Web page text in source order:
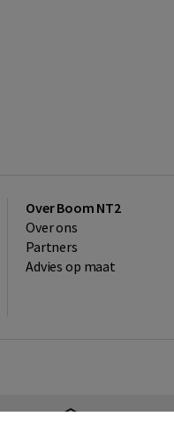
Over Boom NT2
Over ons
Partners
Advies op maat